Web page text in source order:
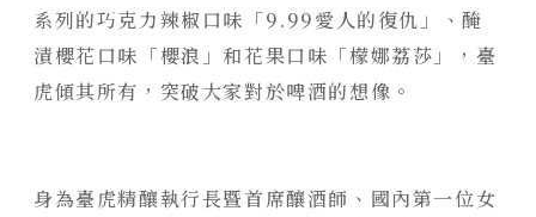
訂製生活
系列的巧克力辣椒口味「9.99愛人的復仇」、醃
漬櫻花口味「櫻浪」和花果口味「檬娜荔莎」，臺
虎傾其所有，突破大家對於啤酒的想像。
身為臺虎精釀執行長暨首席釀酒師、國內第一位女